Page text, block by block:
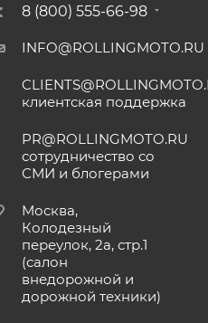
8 (800) 555-66-98
INFO@ROLLINGMOTO.RU
клиентская поддержка
PR@ROLLINGMOTO.RU
сотрудничество со
СМИ и блогерами
Москва,
Колодезный
переулок, 2а, стр.1
(салон
внедорожной и
дорожной техники)